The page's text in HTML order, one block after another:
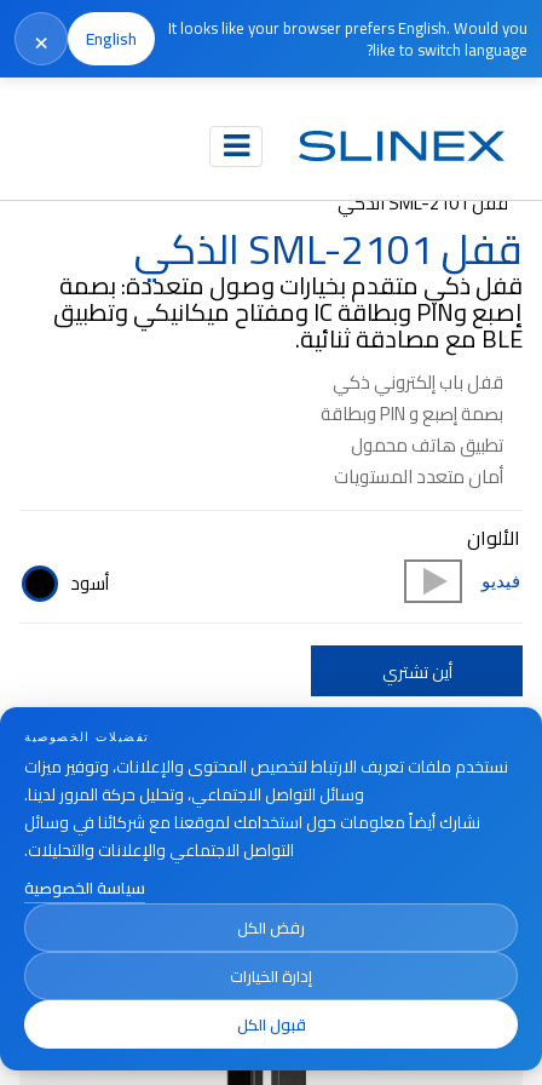
It looks like your browser prefers English. Would you
like to switch language?
English
×
الرئيسية المنتجات
الأقفال الذكية
قفل SML-2101 الذكي
قفل SML-2101 الذكي
قفل ذكي متقدم بخيارات وصول متعددة: بصمة
إصبع وPIN وبطاقة IC ومفتاح ميكانيكي وتطبيق
BLE مع مصادقة ثنائية.
قفل باب إلكتروني ذكي
بصمة إصبع و PIN وبطاقة
تطبيق هاتف محمول
أمان متعدد المستويات
الألوان
أسود فيديو
أين تشتري
تفضيلات الخصوصية
نستخدم ملفات تعريف الارتباط لتخصيص المحتوى والإعلانات، وتوفير ميزات
وسائل التواصل الاجتماعي، وتحليل حركة المرور لدينا.
نشارك أيضاً معلومات حول استخدامك لموقعنا مع شركائنا في وسائل
التواصل الاجتماعي والإعلانات والتحليلات.
سياسة الخصوصية
رفض الكل
إدارة الخيارات
قبول الكل